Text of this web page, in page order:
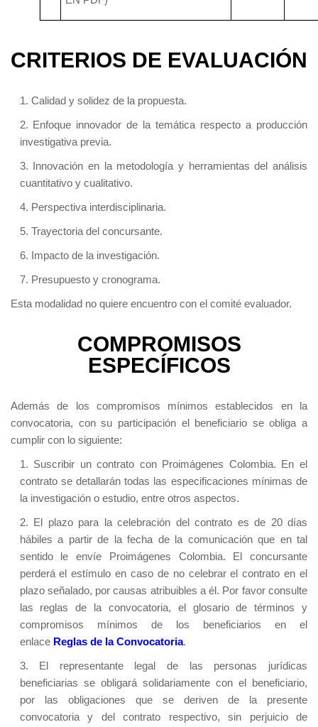
CRITERIOS DE EVALUACIÓN
1. Calidad y solidez de la propuesta.
2. Enfoque innovador de la temática respecto a producción
investigativa previa.
3. Innovación en la metodología y herramientas del análisis
cuantitativo y cualitativo.
4. Perspectiva interdisciplinaria.
5. Trayectoria del concursante.
6. Impacto de la investigación.
7. Presupuesto y cronograma.
Esta modalidad no quiere encuentro con el comité evaluador.
COMPROMISOS
ESPECÍFICOS
Además de los compromisos mínimos establecidos en la
convocatoria, con su participación el beneficiario se obliga a
cumplir con lo siguiente:
1. Suscribir un contrato con Proimágenes Colombia. En el
contrato se detallarán todas las especificaciones mínimas de
la investigación o estudio, entre otros aspectos.
2. El plazo para la celebración del contrato es de 20 días
hábiles a partir de la fecha de la comunicación que en tal
sentido le envíe Proimágenes Colombia. El concursante
perderá el estímulo en caso de no celebrar el contrato en el
plazo señalado, por causas atribuibles a él. Por favor consulte
las reglas de la convocatoria, el glosario de términos y
compromisos mínimos de los beneficiarios en el
enlace Reglas de la Convocatoria.
3. El representante legal de las personas jurídicas
beneficiarias se obligará solidariamente con el beneficiario,
por las obligaciones que se deriven de la presente
convocatoria y del contrato respectivo, sin perjuicio de